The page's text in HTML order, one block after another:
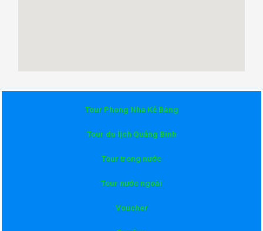
Tour Phong Nha Kẻ Bàng
Tour du lịch Quảng Bình
Tour trong nước
Tour nước ngoài
Voucher